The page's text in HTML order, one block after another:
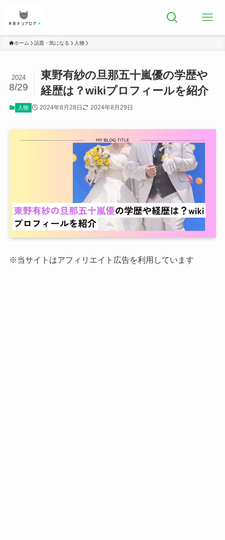
ホーム 話題・気になる 人物
東野有紗の旦那五十嵐優の学歴や
経歴は？wikiプロフィールを紹介
2024
8/29
人物 2024年8月28日 2024年8月29日
※当サイトはアフィリエイト広告を利用しています